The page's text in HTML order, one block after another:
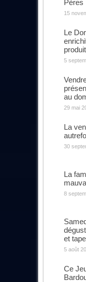
Pères
15
Le
5
au
29 mai
La
30
La
8
et
5 août
Ce